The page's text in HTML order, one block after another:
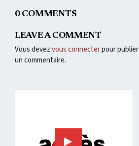
0 COMMENTS
LEAVE A COMMENT
Vous devezvous connecterpour publier
un commentaire.